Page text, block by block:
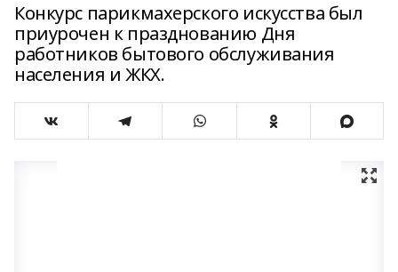
Конкурс парикмахерского искусства был
приурочен к празднованию Дня
работников бытового обслуживания
населения и ЖКХ.